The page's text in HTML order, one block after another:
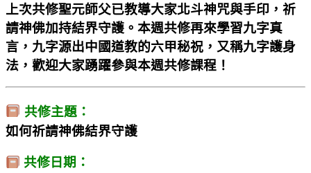
上次共修聖元師父已教導大家北斗神咒與手印，祈
請神佛加持結界守護。本週共修再來學習九字真
言，九字源出中國道教的六甲秘祝，又稱九字護身
法，歡迎大家踴躍參與本週共修課程！
共修主題：
如何祈請神佛結界守護
共修日期：